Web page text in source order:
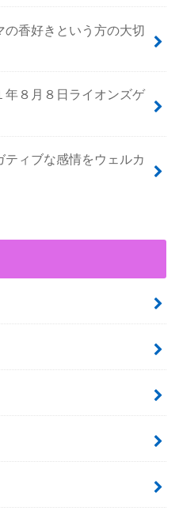
の香好きという方の大切
年８月８日ライオンズゲ
ィブな感情をウェルカ